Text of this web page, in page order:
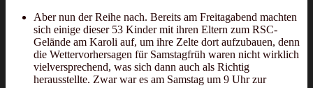
Aber nun der Reihe nach. Bereits am Freitagabend machten
sich einige dieser 53 Kinder mit ihren Eltern zum RSC-
Gelände am Karoli auf, um ihre Zelte dort aufzubauen, denn
die Wettervorhersagen für Samstagfrüh waren nicht wirklich
vielversprechend, was sich dann auch als Richtig
herausstellte. Zwar war es am Samstag um 9 Uhr zur